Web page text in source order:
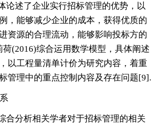
论述了企业实行招标管理的优势，以
，能够减少企业的成本，获得优质的
资源的合理流动，能够影响投标方的
(2016)综合运用数学模型，具体阐述
以工程量清单计价为研究内容，着重
管理中的重点控制内容及存在问题[9].
合分析相关学者对于招标管理的相关